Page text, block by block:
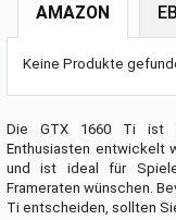
AMAZON
Keine Produkte
Die GTX 1660 Ti ist
Enthusiasten entwickelt
und ist ideal für
Frameraten wünschen.
Ti entscheiden, sollten